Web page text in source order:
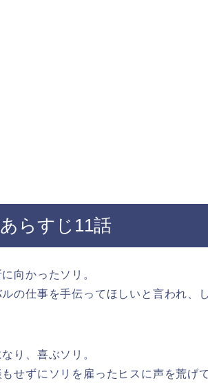
らすじ11話
向かったソリ。
の仕事を手伝ってほしいと言われ、
り、喜ぶソリ。
せずにソリを雇ったヒスに声を荒げ